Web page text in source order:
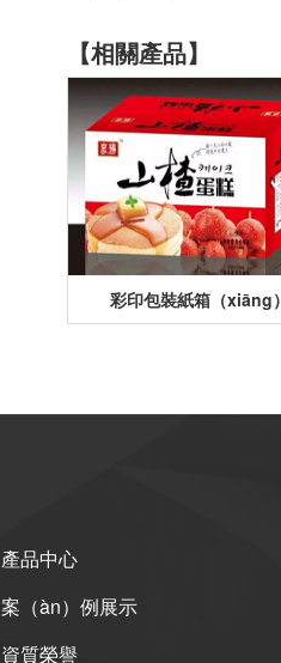
【相關產品】
彩印包裝紙箱（xiāng）
產品中心
案（àn）例展示
資質榮譽